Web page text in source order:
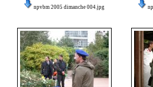
npvbm 2005 dimanche 004.jpg